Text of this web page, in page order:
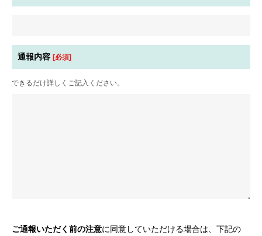
通報内容 [必須]
できるだけ詳しくご記入ください。
ご通報いただく前の注意に同意していただける場合は、下記の